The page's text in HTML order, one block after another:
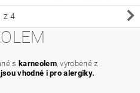
z 4
s karneolem, vyrobené z
jsou vhodné i pro alergiky.